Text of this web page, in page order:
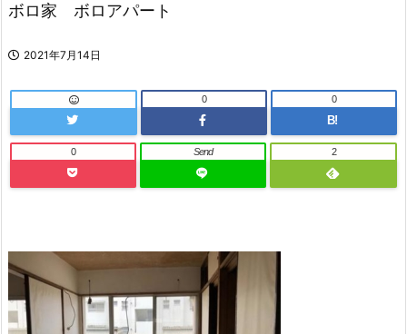
ボロ家 ボロアパート
2021年7月14日
0
B!
0
0 Send 2